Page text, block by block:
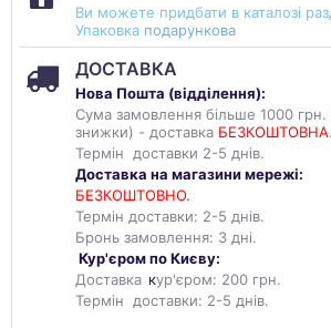
Ви можете придбати в каталозі
Упаковка подарункова
ДОСТАВКА
Нова Пошта (відділення):
Сума замовлення більше 1000 грн.
знижки) - доставка БЕЗКОШТОВНА.
Термін доставки 2-5 днів.
Доставка на магазини мережі:
БЕЗКОШТОВНО.
Термін доставки: 2-5 днів.
Бронь замовлення: 3 дні.
Кур'єром по Києву:
Доставка кур'єром: 200 грн.
Термін доставки: 2-5 днів.